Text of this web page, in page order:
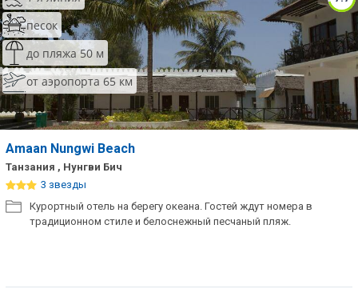
песок
до пляжа 50 м
от аэропорта 65 км
Amaan Nungwi Beach
Танзания , Нунгви Бич
3 звезды
Курортный отель на берегу океана. Гостей ждут номера в
традиционном стиле и белоснежный песчаный пляж.